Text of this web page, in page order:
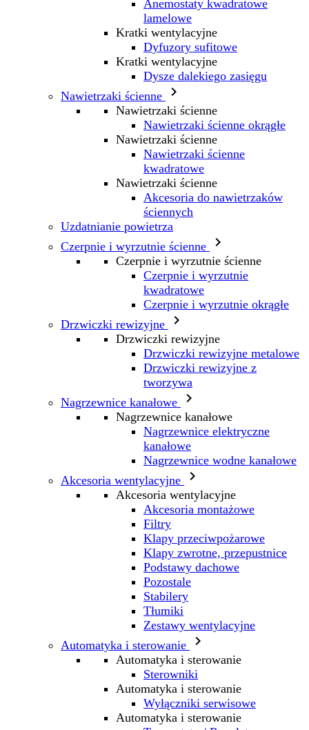
Anemostaty kwadratowe
lamelowe
Kratki wentylacyjne
Dyfuzory sufitowe
Kratki wentylacyjne
Dysze dalekiego zasięgu
Nawietrzaki ścienne

Nawietrzaki ścienne
Nawietrzaki ścienne okrągłe
Nawietrzaki ścienne
Nawietrzaki ścienne
kwadratowe
Nawietrzaki ścienne
Akcesoria do nawietrzaków
ściennych
Uzdatnianie powietrza
Czerpnie i wyrzutnie ścienne

Czerpnie i wyrzutnie ścienne
Czerpnie i wyrzutnie
kwadratowe
Czerpnie i wyrzutnie okrągłe
Drzwiczki rewizyjne

Drzwiczki rewizyjne
Drzwiczki rewizyjne metalowe
Drzwiczki rewizyjne z
tworzywa
Nagrzewnice kanałowe

Nagrzewnice kanałowe
Nagrzewnice elektryczne
kanałowe
Nagrzewnice wodne kanałowe
Akcesoria wentylacyjne

Akcesoria wentylacyjne
Akcesoria montażowe
Filtry
Klapy przeciwpożarowe
Klapy zwrotne, przepustnice
Podstawy dachowe
Pozostale
Stabilery
Tłumiki
Zestawy wentylacyjne
Automatyka i sterowanie

Automatyka i sterowanie
Sterowniki
Automatyka i sterowanie
Wyłączniki serwisowe
Automatyka i sterowanie